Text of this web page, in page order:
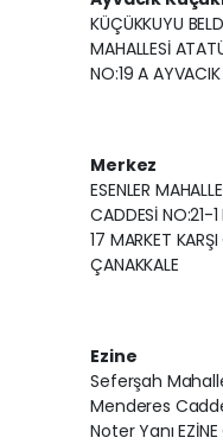
KÜÇÜKKUYU
MAHALLESİ
NO:19 A
Merkez
ESENLER
CADDESİ NO:21-
17 MARKET
ÇANAKKALE
Ezine
Seferşah
Menderes
Noter Yanı EZİNE